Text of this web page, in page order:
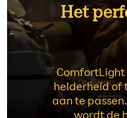
Het
ComfortLight
helderheid of
aan te
wordt de